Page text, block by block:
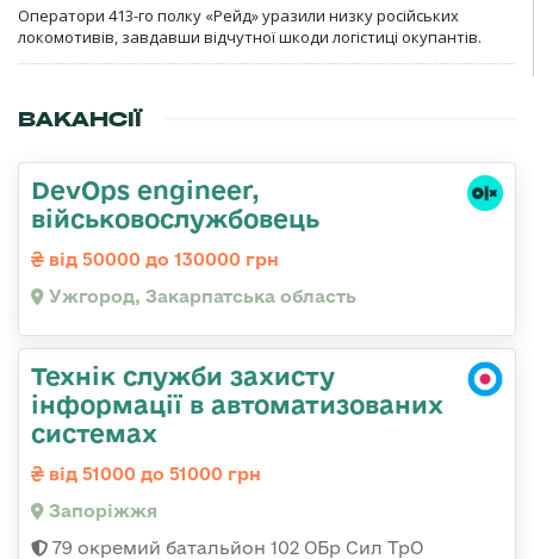
Оператори 413-го полку «Рейд» уразили низку російських
локомотивів, завдавши відчутної шкоди логістиці окупантів.
ВАКАНСІЇ
DevOps engineer,
військовослужбовець
від 50000 до 130000 грн
Ужгород, Закарпатська область
Технік служби захисту
інформації в автоматизованих
системах
від 51000 до 51000 грн
Запоріжжя
79 окремий батальйон 102 ОБр Сил ТрО